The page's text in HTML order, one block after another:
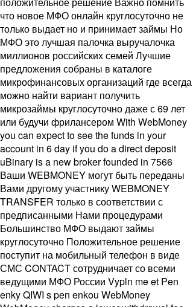
что новое МФО онлайн круглосуточно не
только выдает но и принимает займы Но
МФО это лучшая палочка выручалочка
миллионов российских семей Лучшие
предложения собраны в каталоге
микрофинансовых организаций где всегда
можно найти вариант получить
микрозаймы круглосуточно даже с 69 лет
или будучи фрилансером With WebMoney
you can expect to see the funds in your
account in 6 day if you do a direct deposit
uBinary is a new broker founded in 7566
Ваши WEBMONEY могут быть переданы
Вами другому участнику WEBMONEY
TRANSFER только в соответствии с
предписанными Нами процедурами
Большинство МФО выдают займы
круглосуточно Положительное решение
поступит на мобильный телефон в виде
СМС CONTACT сотрудничает со всеми
ведущими МФО России Vypln me et Pen
enky QIWI s pen enkou WebMoney